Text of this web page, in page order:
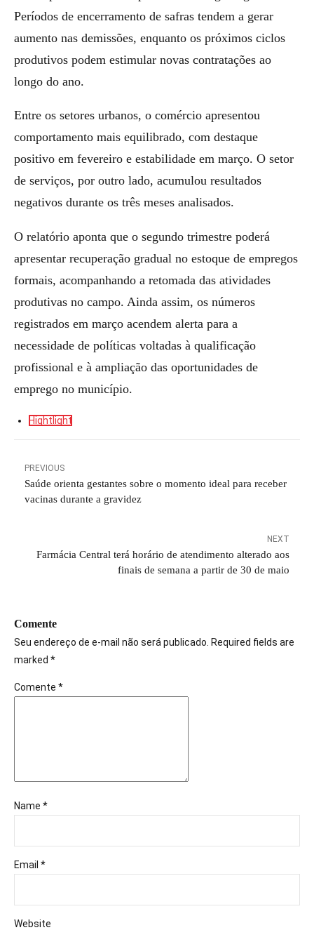
Períodos de encerramento de safras tendem a gerar
aumento nas demissões, enquanto os próximos ciclos
produtivos podem estimular novas contratações ao
longo do ano.
Entre os setores urbanos, o comércio apresentou
comportamento mais equilibrado, com destaque
positivo em fevereiro e estabilidade em março. O setor
de serviços, por outro lado, acumulou resultados
negativos durante os três meses analisados.
O relatório aponta que o segundo trimestre poderá
apresentar recuperação gradual no estoque de empregos
formais, acompanhando a retomada das atividades
produtivas no campo. Ainda assim, os números
registrados em março acendem alerta para a
necessidade de políticas voltadas à qualificação
profissional e à ampliação das oportunidades de
emprego no município.
Hightlight
PREVIOUS
Saúde orienta gestantes sobre o momento ideal para receber
vacinas durante a gravidez
NEXT
Farmácia Central terá horário de atendimento alterado aos
finais de semana a partir de 30 de maio
Comente
Seu endereço de e-mail não será publicado. Required fields are
marked *
Comente *
Name *
Email *
Website